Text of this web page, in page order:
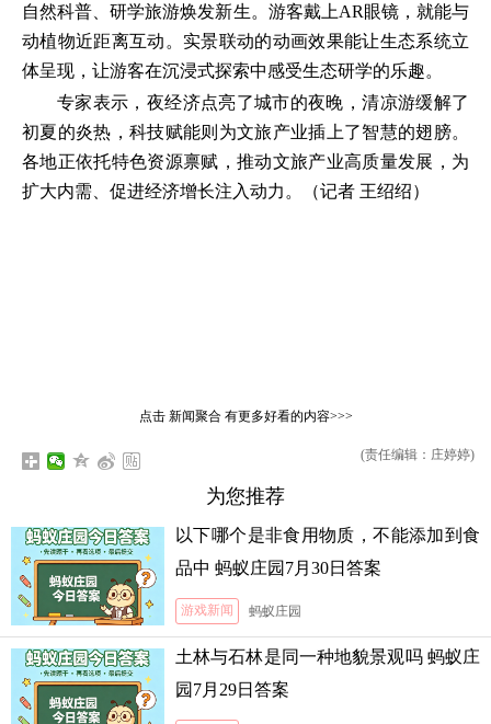
自然科普、研学旅游焕发新生。游客戴上AR眼镜，就能与
动植物近距离互动。实景联动的动画效果能让生态系统立
体呈现，让游客在沉浸式探索中感受生态研学的乐趣。
专家表示，夜经济点亮了城市的夜晚，清凉游缓解了
初夏的炎热，科技赋能则为文旅产业插上了智慧的翅膀。
各地正依托特色资源禀赋，推动文旅产业高质量发展，为
扩大内需、促进经济增长注入动力。（记者 王绍绍）
点击 新闻聚合有更多好看的内容>>>
(责任编辑：庄婷婷)
为您推荐
以下哪个是非食用物质，不能添加到食
品中 蚂蚁庄园7月30日答案
游戏新闻 蚂蚁庄园
土林与石林是同一种地貌景观吗 蚂蚁庄
园7月29日答案